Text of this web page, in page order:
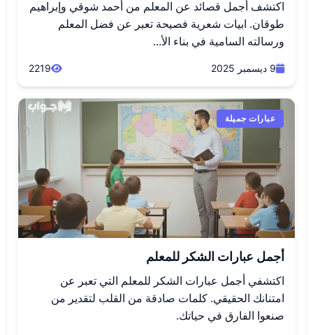
اكتشف أجمل قصائد عن المعلم من أحمد شوقي وإبراهيم
طوقان. ابيات شعرية فصيحة تعبر عن فضل المعلم
ورسالته السامية في بناء الأ...
9 ديسمبر 2025 2219
عبارات جميلة
أجمل عبارات الشكر للمعلم
اكتشفي أجمل عبارات الشكر للمعلم التي تعبر عن
امتنانك الحقيقي. كلمات صادقة من القلب لتقدير من
صنعوا الفارق في حياتك.